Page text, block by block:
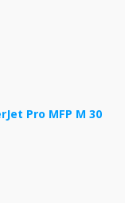
Pro MFP M 30